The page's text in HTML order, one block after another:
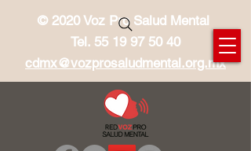
© 2020 Voz Pro Salud Mental
Tel. 55 19 97 50 40
cdmx@vozprosaludmental.org.mx